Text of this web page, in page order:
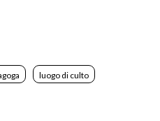
luogo di culto